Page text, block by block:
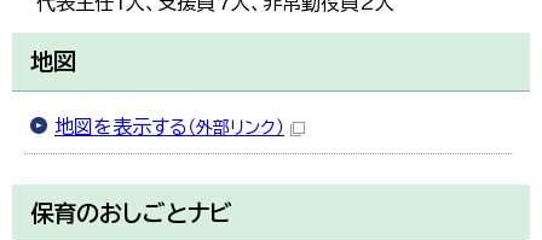
地図
地図を表示する （外部リンク）
保育のおしごとナビ